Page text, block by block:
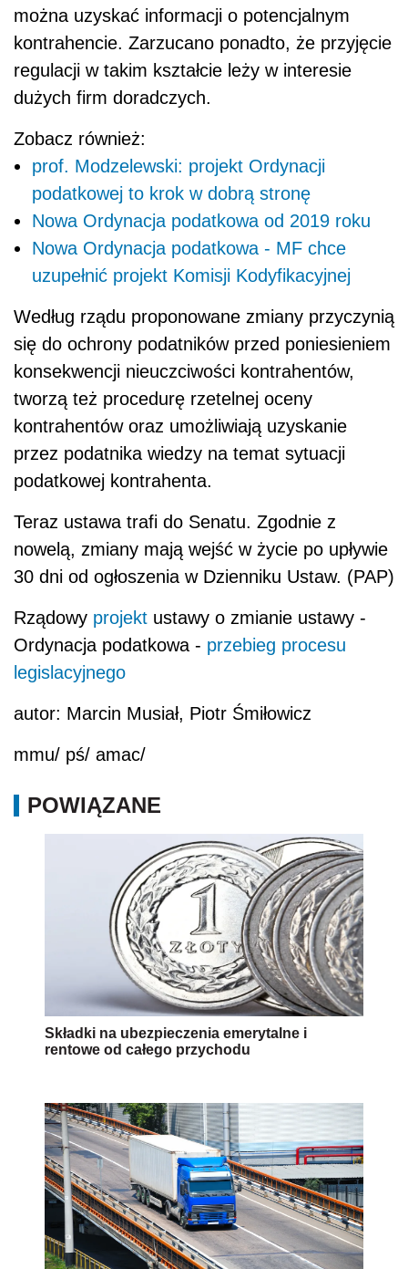
można uzyskać informacji o potencjalnym
kontrahencie. Zarzucano ponadto, że przyjęcie
regulacji w takim kształcie leży w interesie
dużych firm doradczych.
Zobacz również:
prof. Modzelewski: projekt Ordynacji
podatkowej to krok w dobrą stronę
Nowa Ordynacja podatkowa od 2019 roku
Nowa Ordynacja podatkowa - MF chce
uzupełnić projekt Komisji Kodyfikacyjnej
Według rządu proponowane zmiany przyczynią
się do ochrony podatników przed poniesieniem
konsekwencji nieuczciwości kontrahentów,
tworzą też procedurę rzetelnej oceny
kontrahentów oraz umożliwiają uzyskanie
przez podatnika wiedzy na temat sytuacji
podatkowej kontrahenta.
Teraz ustawa trafi do Senatu. Zgodnie z
nowelą, zmiany mają wejść w życie po upływie
30 dni od ogłoszenia w Dzienniku Ustaw. (PAP)
Rządowy projekt ustawy o zmianie ustawy -
Ordynacja podatkowa - przebieg procesu
legislacyjnego
autor: Marcin Musiał, Piotr Śmiłowicz
mmu/ pś/ amac/
POWIĄZANE
Składki na ubezpieczenia emerytalne i
rentowe od całego przychodu